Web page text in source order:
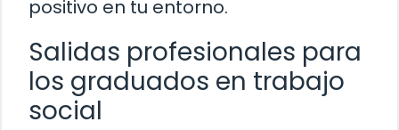
positivo en tu entorno.
Salidas profesionales para
los graduados en trabajo
social